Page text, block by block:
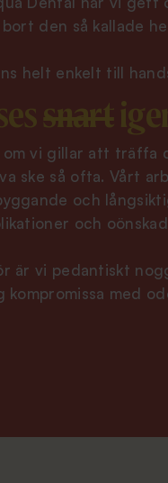
den så kallade
helt enkelt till
snart
om vi gillar att träffa
ske så ofta. Vårt
och
och
är vi pedantiskt
kompromissa med